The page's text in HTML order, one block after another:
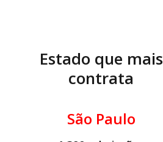
Estado que mais
contrata
São Paulo